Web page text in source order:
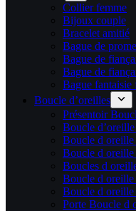
Collier femme
Bijoux couple
Bracelet amitié
Bague de
Bague de
Bague de
Bague fantaisie
Boucle d’oreilles
Présentoir
Boucle
Boucle d oreille
Boucle d oreille
Boucles d
Boucle d oreille
Boucle d oreille
Porte Boucle d